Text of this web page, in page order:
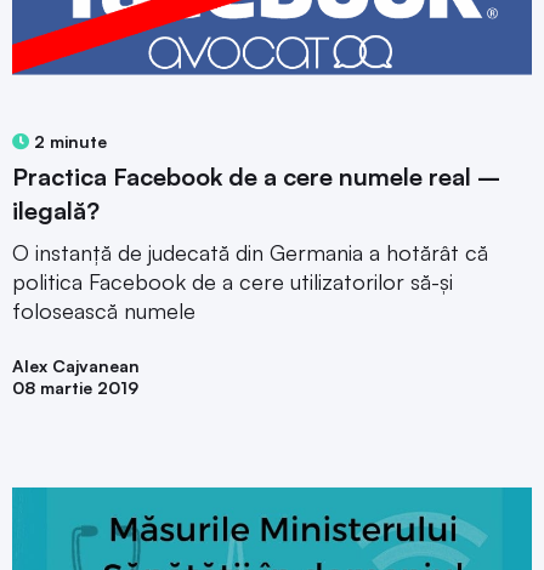
2 minute
Practica Facebook de a cere numele real –
ilegală?
O instanță de judecată din Germania a hotărât că
politica Facebook de a cere utilizatorilor să-și
folosească numele
Alex Cajvanean
08 martie 2019